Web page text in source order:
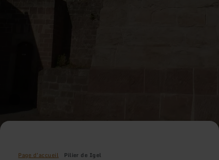
Page d'accueil Pilier de Igel